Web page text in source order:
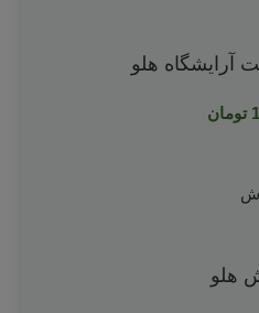
آرایشگاه هلو
تومان
هلو